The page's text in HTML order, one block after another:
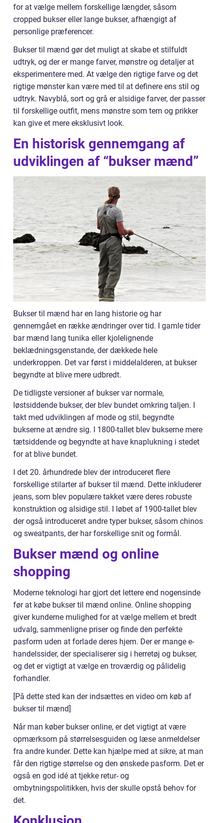
for at vælge mellem forskellige længder, såsom
cropped bukser eller lange bukser, afhængigt af
personlige præferencer.
Bukser til mænd gør det muligt at skabe et stilfuldt
udtryk, og der er mange farver, mønstre og detaljer at
eksperimentere med. At vælge den rigtige farve og det
rigtige mønster kan være med til at definere ens stil og
udtryk. Navyblå, sort og grå er alsidige farver, der passer
til forskellige outfit, mens mønstre som tern og prikker
kan give et mere eksklusivt look.
En historisk gennemgang af
udviklingen af “bukser mænd”
Bukser til mænd har en lang historie og har
gennemgået en række ændringer over tid. I gamle tider
bar mænd lang tunika eller kjolelignende
beklædningsgenstande, der dækkede hele
underkroppen. Det var først i middelalderen, at bukser
begyndte at blive mere udbredt.
De tidligste versioner af bukser var normale,
løstsiddende bukser, der blev bundet omkring taljen. I
takt med udviklingen af mode og stil, begyndte
bukserne at ændre sig. I 1800-tallet blev bukserne mere
tætsiddende og begyndte at have knaplukning i stedet
for at blive bundet.
I det 20. århundrede blev der introduceret flere
forskellige stilarter af bukser til mænd. Dette inkluderer
jeans, som blev populære takket være deres robuste
konstruktion og alsidige stil. I løbet af 1900-tallet blev
der også introduceret andre typer bukser, såsom chinos
og sweatpants, der har forskellige snit og formål.
Bukser mænd og online
shopping
Moderne teknologi har gjort det lettere end nogensinde
før at købe bukser til mænd online. Online shopping
giver kunderne mulighed for at vælge mellem et bredt
udvalg, sammenligne priser og finde den perfekte
pasform uden at forlade deres hjem. Der er mange e-
handelssider, der specialiserer sig i herretøj og bukser,
og det er vigtigt at vælge en troværdig og pålidelig
forhandler.
[På dette sted kan der indsættes en video om køb af
bukser til mænd]
Når man køber bukser online, er det vigtigt at være
opmærksom på størrelsesguiden og læse anmeldelser
fra andre kunder. Dette kan hjælpe med at sikre, at man
får den rigtige størrelse og den ønskede pasform. Det er
også en god idé at tjekke retur- og
ombytningspolitikken, hvis der skulle opstå behov for
det.